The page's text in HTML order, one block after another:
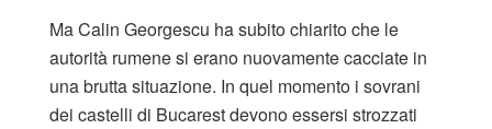
Ma Calin Georgescu ha subito chiarito che le
autorità rumene si erano nuovamente cacciate in
una brutta situazione. In quel momento i sovrani
dei castelli di Bucarest devono essersi strozzati